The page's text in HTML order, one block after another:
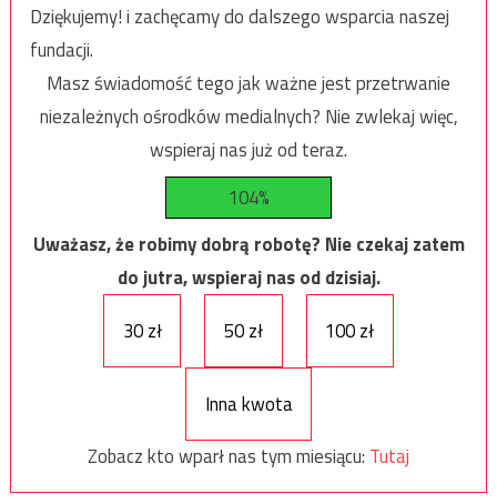
Dziękujemy! i zachęcamy do dalszego wsparcia naszej
fundacji.
Masz świadomość tego jak ważne jest przetrwanie
niezależnych ośrodków medialnych? Nie zwlekaj więc,
wspieraj nas już od teraz.
104%
Uważasz, że robimy dobrą robotę? Nie czekaj zatem
do jutra, wspieraj nas od dzisiaj.
30 zł
50 zł 100 zł
Inna kwota
Zobacz kto wparł nas tym miesiącu: Tutaj